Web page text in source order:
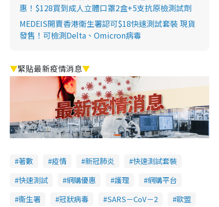
惠！$128買到成人立體口罩2盒+5支抗原檢測試劑
MEDEIS開賣香港衛生署認可$18快速測試套裝 現貨
發售！可檢測Delta、Omicron病毒
▼緊貼最新疫情消息▼
著數 疫情 新冠肺炎
快速測試套裝
快速測試
網購優惠 護理
網購平台
衞生署
冠狀病毒 SARS－CoV－2 歐盟